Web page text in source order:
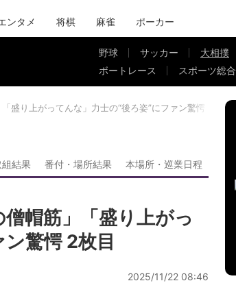
ンタメ 将棋 麻雀 ポーカー
野球 サッカー 大相撲
ボートレース
スポーツ総合
盛り上がってんな」力士の“後ろ姿”にファン驚愕
組結果 番付・場所結果 本場所・巡業日程
僧帽筋」「盛り上がっ
驚愕 2枚目
2025/11/22 08:46